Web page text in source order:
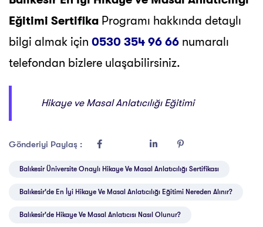
Eğitimi Sertifika Programı hakkında detaylı
bilgi almak için 0530 354 96 66 numaralı
telefondan bizlere ulaşabilirsiniz.
Hikaye ve Masal Anlatıcılığı Eğitimi
Gönderiyi Paylaş :
Balıkesir Üniversite Onaylı Hikaye Ve Masal Anlatıcılığı Sertifikası
Balıkesir'de En İyi Hikaye Ve Masal Anlatıcılığı Eğitimi Nereden Alınır?
Balıkesir'de Hikaye Ve Masal Anlatıcısı Nasıl Olunur?